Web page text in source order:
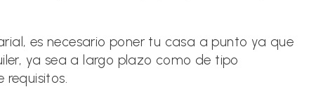
es necesario poner tu casa a punto ya que
ya sea a largo plazo como de tipo
requisitos.